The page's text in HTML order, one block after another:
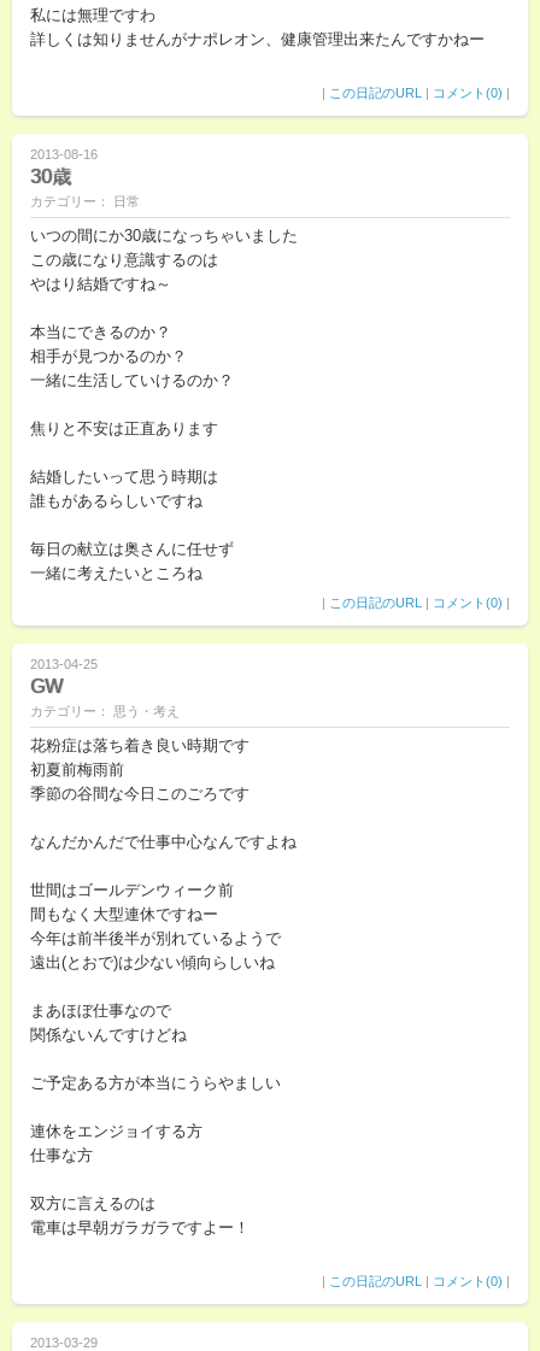
私には無理ですわ
詳しくは知りませんがナポレオン、健康管理出来たんですかねー
| この日記のURL | コメント(0) |
2013-08-16
30歳
カテゴリー： 日常
いつの間にか30歳になっちゃいました
この歳になり意識するのは
やはり結婚ですね～
本当にできるのか？
相手が見つかるのか？
一緒に生活していけるのか？
焦りと不安は正直あります
結婚したいって思う時期は
誰もがあるらしいですね
毎日の献立は奥さんに任せず
一緒に考えたいところね
| この日記のURL | コメント(0) |
2013-04-25
GW
カテゴリー： 思う・考え
花粉症は落ち着き良い時期です
初夏前梅雨前
季節の谷間な今日このごろです
なんだかんだで仕事中心なんですよね
世間はゴールデンウィーク前
間もなく大型連休ですねー
今年は前半後半が別れているようで
遠出(とおで)は少ない傾向らしいね
まあほぼ仕事なので
関係ないんですけどね
ご予定ある方が本当にうらやましい
連休をエンジョイする方
仕事な方
双方に言えるのは
電車は早朝ガラガラですよー！
| この日記のURL | コメント(0) |
2013-03-29